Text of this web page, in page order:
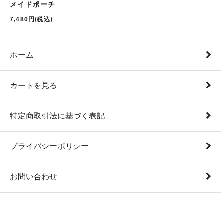
メイドポーチ
7,480円(税込)
ホーム
カートを見る
特定商取引法に基づく表記
プライバシーポリシー
お問い合わせ